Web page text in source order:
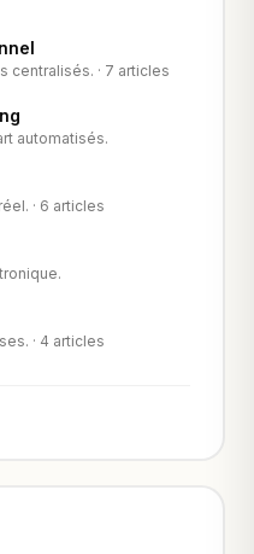
centralisés. · 7 articles
automatisés.
· 6 articles
· 4 articles